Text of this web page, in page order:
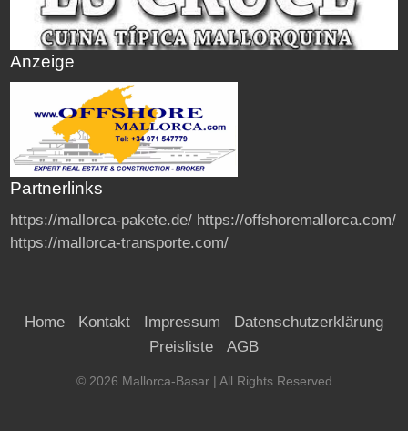
Anzeige
Partnerlinks
https://mallorca-pakete.de/ https://offshoremallorca.com/
https://mallorca-transporte.com/
Home Kontakt Impressum
Datenschutzerklärung
Preisliste
AGB
© 2026 Mallorca-Basar| All Rights Reserved